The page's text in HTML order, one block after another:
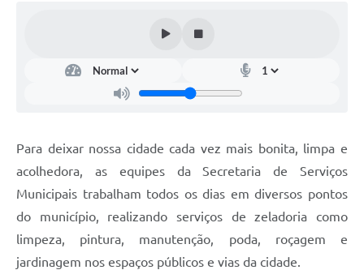
Para deixar nossa cidade cada vez mais bonita, limpa e
acolhedora, as equipes da Secretaria de Serviços
Municipais trabalham todos os dias em diversos pontos
do município, realizando serviços de zeladoria como
limpeza, pintura, manutenção, poda, roçagem e
jardinagem nos espaços públicos e vias da cidade.